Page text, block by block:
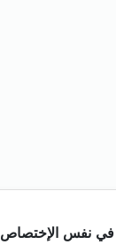
نفس الإختصاص